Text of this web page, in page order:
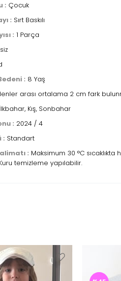
: Çocuk
: Sırt Baskılı
: 1 Parça
: 8 Yaş
arası ortalama 2 cm fark
İlkbahar, Kış, Sonbahar
: 2024 / 4
: Standart
: Maksimum 30 °C sıcaklıkta
temizleme yapılabilir.